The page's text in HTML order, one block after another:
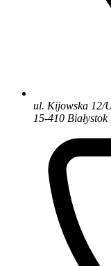
ul. Kijowska 12/
15-410 Białystok